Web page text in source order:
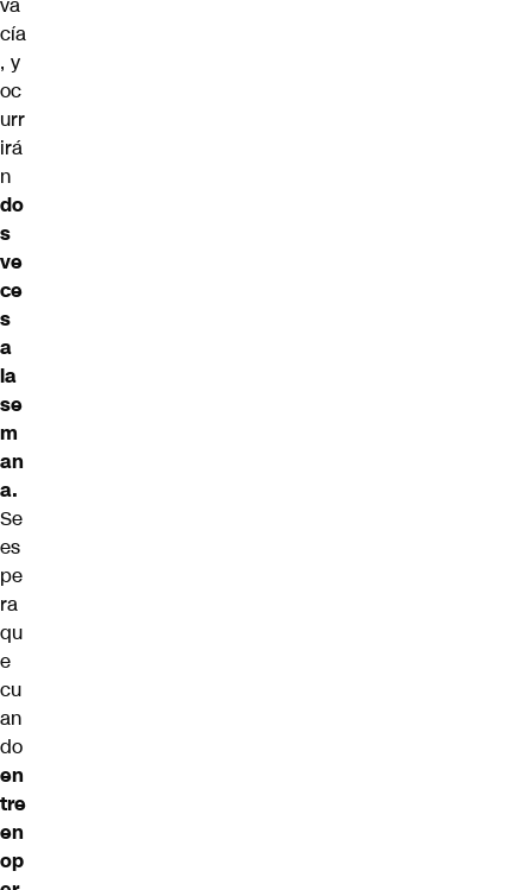
cía
, y
oc
urr
irá
n
do
s
ve
ce
s
a
la
se
m
an
a.
Se
es
pe
ra
qu
e
cu
an
do
en
tre
en
op